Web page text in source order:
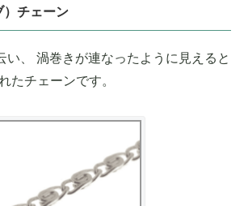
）チェーン
い、 渦巻きが連なったように見えると
たチェーンです。